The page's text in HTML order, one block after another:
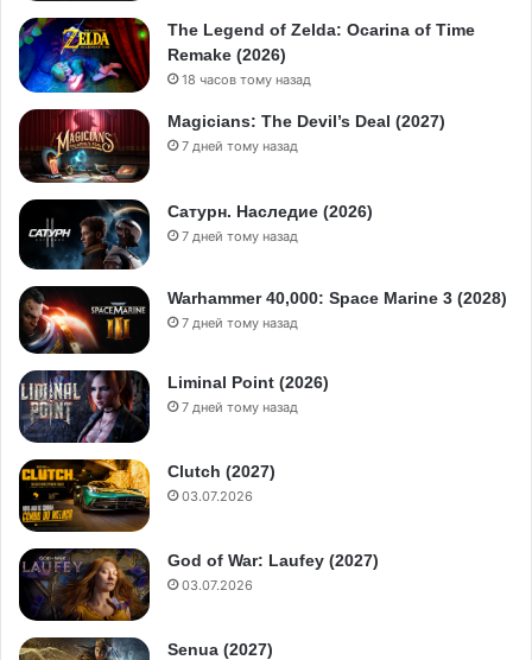
The Legend of Zelda: Ocarina of Time
Remake (2026)
18 часов тому назад
Magicians: The Devil’s Deal (2027)
7 дней тому назад
Сатурн. Наследие (2026)
7 дней тому назад
Warhammer 40,000: Space Marine 3 (2028)
7 дней тому назад
Liminal Point (2026)
7 дней тому назад
Clutch (2027)
03.07.2026
God of War: Laufey (2027)
03.07.2026
Senua (2027)